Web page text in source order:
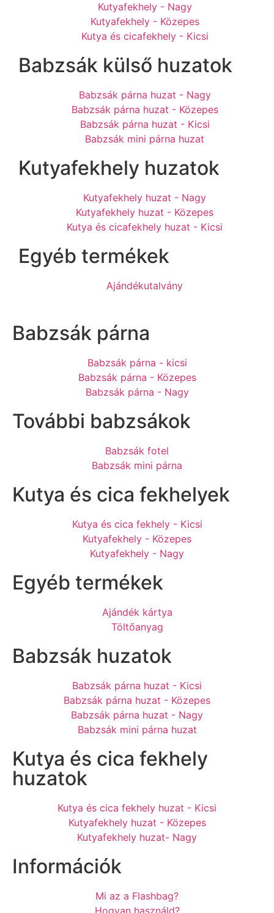
Kutyafekhely - Nagy
Kutyafekhely - Közepes
Kutya és cicafekhely - Kicsi
Babzsák külső huzatok
Babzsák párna huzat - Nagy
Babzsák párna huzat - Közepes
Babzsák párna huzat - Kicsi
Babzsák mini párna huzat
Kutyafekhely huzatok
Kutyafekhely huzat - Nagy
Kutyafekhely huzat - Közepes
Kutya és cicafekhely huzat - Kicsi
Egyéb termékek
Ajándékutalvány
Babzsák párna
Babzsák párna - kicsi
Babzsák párna - Közepes
Babzsák párna - Nagy
További babzsákok
Babzsák fotel
Babzsák mini párna
Kutya és cica fekhelyek
Kutya és cica fekhely - Kicsi
Kutyafekhely - Közepes
Kutyafekhely - Nagy
Egyéb termékek
Ajándék kártya
Töltőanyag
Babzsák huzatok
Babzsák párna huzat - Kicsi
Babzsák párna huzat - Közepes
Babzsák párna huzat - Nagy
Babzsák mini párna huzat
Kutya és cica fekhely
huzatok
Kutya és cica fekhely huzat - Kicsi
Kutyafekhely huzat - Közepes
Kutyafekhely huzat- Nagy
Információk
Mi az a Flashbag?